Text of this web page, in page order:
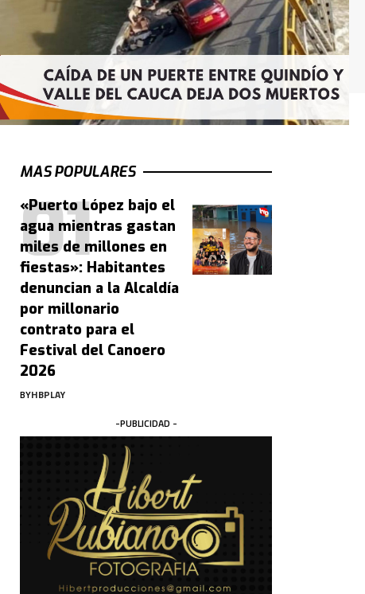
MAS POPULARES
«Puerto López bajo el
agua mientras gastan
miles de millones en
fiestas»: Habitantes
denuncian a la Alcaldía
por millonario
contrato para el
Festival del Canoero
2026
BYHBPLAY
-PUBLICIDAD -